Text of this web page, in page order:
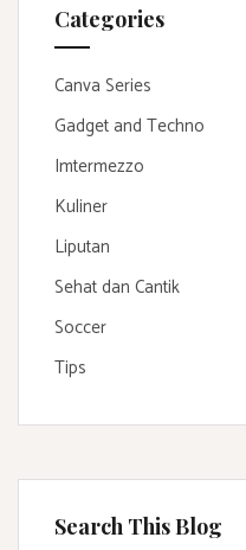
Categories
Canva Series
Gadget and Techno
Imtermezzo
Kuliner
Liputan
Sehat dan Cantik
Soccer
Tips
Search This Blog